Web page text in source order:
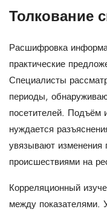
Толкование
Расшифровка
практические
Специалисты
периоды,
посетителей. Подъём
нуждается
увязывают изменения
происшествиями на
Корреляционный
между показателями.